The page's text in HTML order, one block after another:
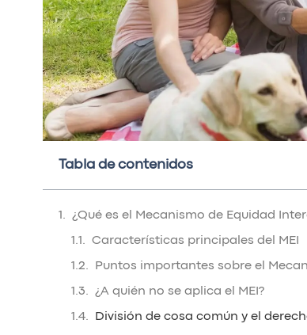
Tabla de contenidos
¿Qué es el Mecanismo de Equidad
Características principales del MEI
Puntos importantes sobre el
¿A quién no se aplica el MEI?
División de cosa común y el